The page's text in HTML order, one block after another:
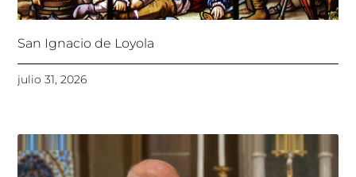
San Ignacio de Loyola
julio 31, 2026